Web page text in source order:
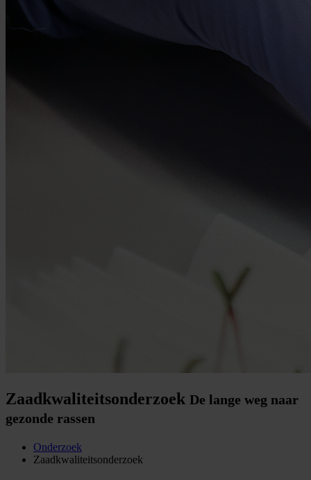
Zaadkwaliteitsonderzoek De lange weg naar
gezonde rassen
Onderzoek
Zaadkwaliteitsonderzoek